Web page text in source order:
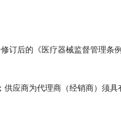
订后的《医疗器械监督管理条
应商为代理商（经销商）须